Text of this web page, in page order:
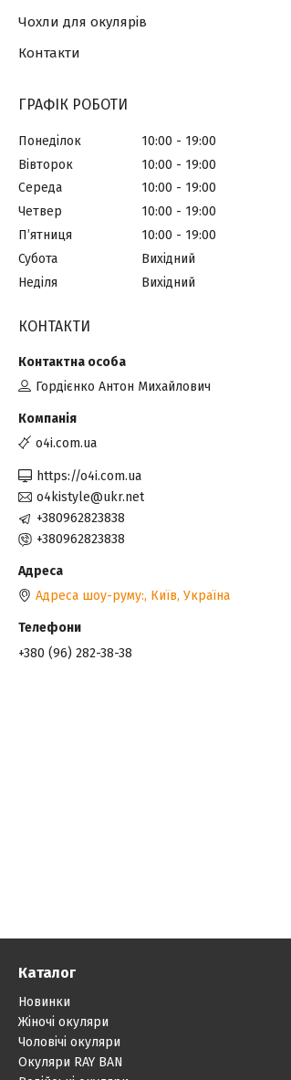
Чохли для окулярів
Контакти
ГРАФІК РОБОТИ
Понеділок 10:00
19:00
Вівторок
10:00
19:00
Середа
10:00
19:00
Четвер
10:00
19:00
Пʼятниця
10:00
19:00
Субота
Вихідний
Неділя
Вихідний
КОНТАКТИ
Гордієнко Антон Михайлович
o4i.com.ua
https://o4i.com.ua
o4kistyle@ukr.net
+380962823838
+380962823838
Адреса шоу-руму:, Київ, Україна
+380 (96) 282-38-38
Каталог
Новинки
Жіночі окуляри
Чоловічі окуляри
Окуляри RAY BAN